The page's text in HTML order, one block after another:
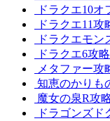
ドラクエ10オ
ドラクエ11攻
ドラクエモン
ドラクエ6攻略
メタファー攻
知恵のかりも
魔女の泉R攻
ドラゴンズド